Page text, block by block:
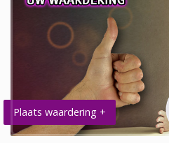
Plaats waardering +